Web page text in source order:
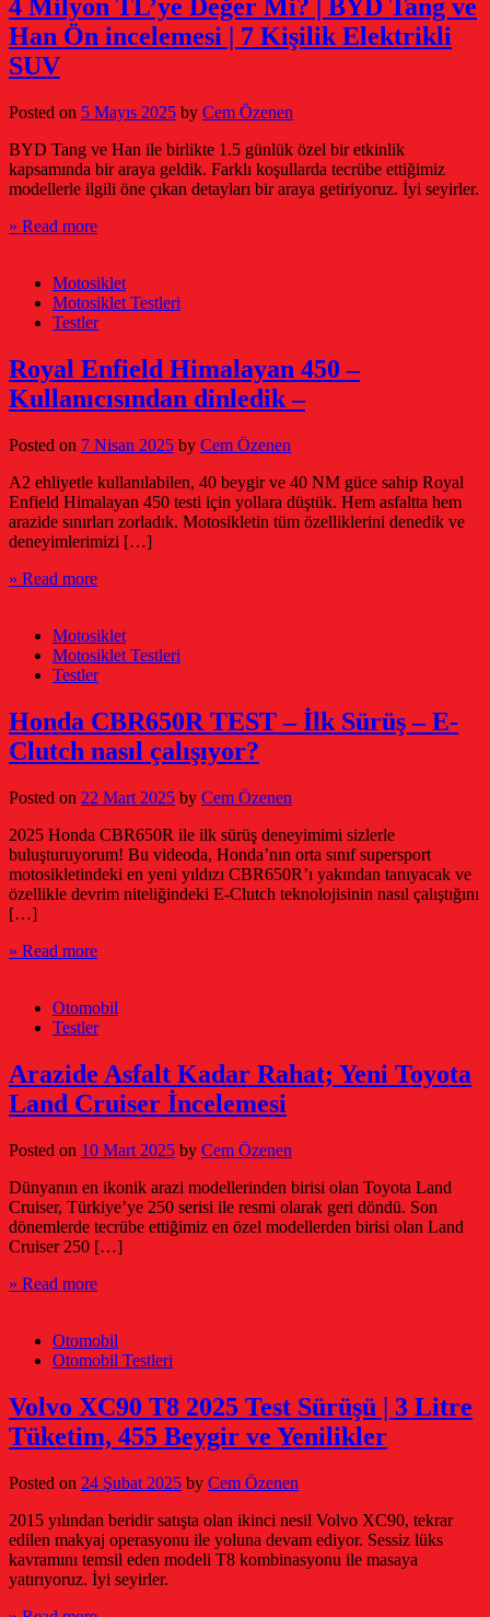
4 Milyon TL’ye Değer Mi? | BYD Tang ve
Han Ön incelemesi | 7 Kişilik Elektrikli
SUV
Posted on 5 Mayıs 2025 by Cem Özenen
BYD Tang ve Han ile birlikte 1.5 günlük özel bir etkinlik
kapsamında bir araya geldik. Farklı koşullarda tecrübe ettiğimiz
modellerle ilgili öne çıkan detayları bir araya getiriyoruz. İyi seyirler.
» Read more
Motosiklet
Motosiklet Testleri
Testler
Royal Enfield Himalayan 450 –
Kullanıcısından dinledik –
Posted on 7 Nisan 2025 by Cem Özenen
A2 ehliyetle kullanılabilen, 40 beygir ve 40 NM güce sahip Royal
Enfield Himalayan 450 testi için yollara düştük. Hem asfaltta hem
arazide sınırları zorladık. Motosikletin tüm özelliklerini denedik ve
deneyimlerimizi […]
» Read more
Motosiklet
Motosiklet Testleri
Testler
Honda CBR650R TEST – İlk Sürüş – E-
Clutch nasıl çalışıyor?
Posted on 22 Mart 2025 by Cem Özenen
2025 Honda CBR650R ile ilk sürüş deneyimimi sizlerle
buluşturuyorum! Bu videoda, Honda’nın orta sınıf supersport
motosikletindeki en yeni yıldızı CBR650R’ı yakından tanıyacak ve
özellikle devrim niteliğindeki E-Clutch teknolojisinin nasıl çalıştığını
[…]
» Read more
Otomobil
Testler
Arazide Asfalt Kadar Rahat; Yeni Toyota
Land Cruiser İncelemesi
Posted on 10 Mart 2025 by Cem Özenen
Dünyanın en ikonik arazi modellerinden birisi olan Toyota Land
Cruiser, Türkiye’ye 250 serisi ile resmi olarak geri döndü. Son
dönemlerde tecrübe ettiğimiz en özel modellerden birisi olan Land
Cruiser 250 […]
» Read more
Otomobil
Otomobil Testleri
Volvo XC90 T8 2025 Test Sürüşü | 3 Litre
Tüketim, 455 Beygir ve Yenilikler
Posted on 24 Şubat 2025 by Cem Özenen
2015 yılından beridir satışta olan ikinci nesil Volvo XC90, tekrar
edilen makyaj operasyonu ile yoluna devam ediyor. Sessiz lüks
kavramını temsil eden modeli T8 kombinasyonu ile masaya
yatırıyoruz. İyi seyirler.